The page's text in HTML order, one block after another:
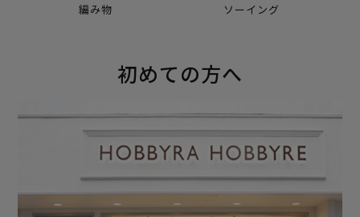
編み物 ソーイング
初めての方へ